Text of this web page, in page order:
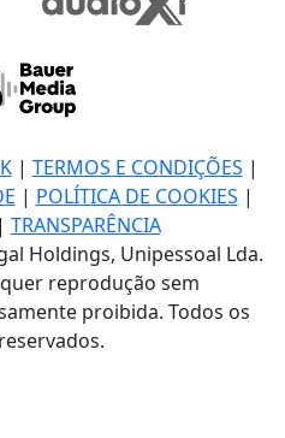
| TERMOS E CONDIÇÕES |
| POLÍTICA DE COOKIES |
| TRANSPARÊNCIA
Holdings, Unipessoal Lda.
reprodução sem
proibida. Todos os